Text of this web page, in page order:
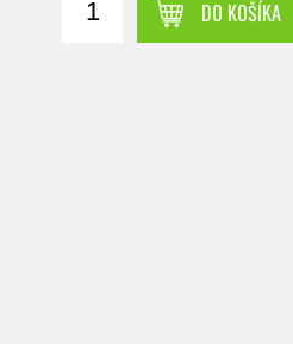
DO KOŠÍKA